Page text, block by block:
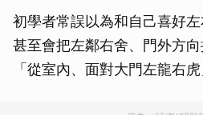
初學者常誤以為和自己喜好
甚至會把左鄰右舍、門外方
「從室內、面對大門左龍右虎